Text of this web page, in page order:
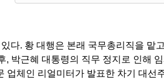
다. 황 대행은 본래 국무총리직을 맡
박근혜 대통령의 직무 정지로 인해
업체인 리얼미터가 발표한 차기 대선